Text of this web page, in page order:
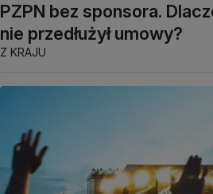
PZPN bez sponsora.
nie przedłużył umowy?
Z KRAJU